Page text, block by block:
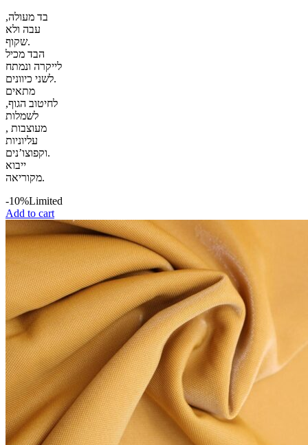
בד מעולה,
עבה ולא
שקוף.
הבד מכיל
לייקרה ונמתח
לשני כיוונים.
מתאים
לחיטוב הגוף,
לשמלות
מעוצבות ,
עליוניות
וקפוצו’נים.
ייבוא
מקוריאה.
-10%Limited
Add to cart